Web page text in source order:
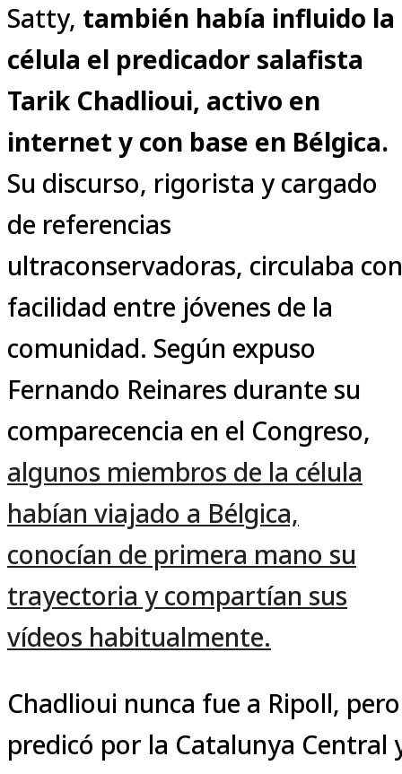
Satty, también había influido la
célula el predicador salafista
Tarik Chadlioui, activo en
internet y con base en Bélgica.
Su discurso, rigorista y cargado
de referencias
ultraconservadoras, circulaba con
facilidad entre jóvenes de la
comunidad. Según expuso
Fernando Reinares durante su
comparecencia en el Congreso,
algunos miembros de la célula
habían viajado a Bélgica,
conocían de primera mano su
trayectoria y compartían sus
vídeos habitualmente.
Chadlioui nunca fue a Ripoll, pero
predicó por la Catalunya Central